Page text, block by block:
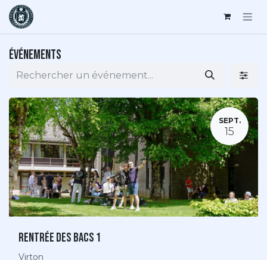
Se rendre au contenu
Événements
SEPT.
15
Rentrée des bacs 1
Virton